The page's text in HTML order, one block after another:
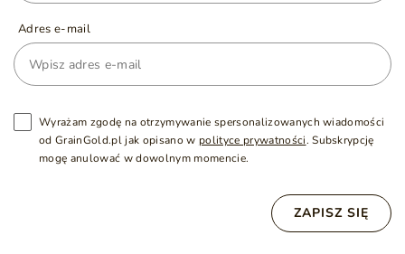
Adres e-mail
Wyrażam zgodę na otrzymywanie spersonalizowanych wiadomości
od GrainGold.pl jak opisano w polityce prywatności. Subskrypcję
mogę anulować w dowolnym momencie.
ZAPISZ SIĘ